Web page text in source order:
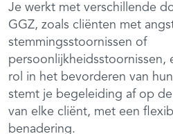
Je werkt met verschillende
GGZ, zoals cliënten met
stemmingsstoornissen of
persoonlijkheidsstoornissen,
rol in het bevorderen van
stemt je begeleiding af op
van elke cliënt, met een
benadering.